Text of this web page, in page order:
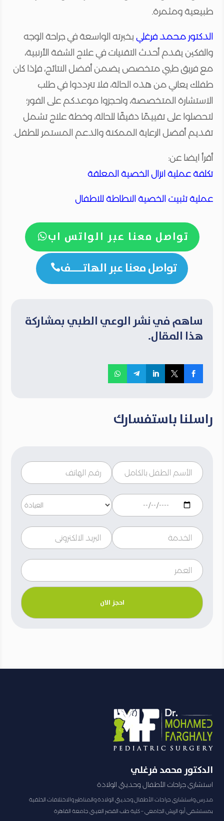
طبيعية ومثمرة.
الدكتور محمد فرغلي بخبرته الواسعة في جراحة الوجه
والفكين يقدم أحدث التقنيات في علاج الشفة الأرنبية،
مع فريق طبي متخصص يضمن أفضل النتائج، فإذا كان
طفلك يعاني من هذه الحالة، فلا تترددوا في طلب
الاستشارة المتخصصة، واحجزوا موعدكم على الفور؛
لتحصلوا على تقييمًا دقيقًا للحالة، وخطة علاج تشمل
تقديم أفضل الرعاية الممكنة والدعم المستمر للطفل.
أقرأ ايضا عن:
تكلفة عملية انزال الخصية المعلقة
عملية تثبيت الخصية النطاطة للاطفال
تواصل معنا عبر الواتس اب
تواصل معنا عبر الهاتــــف
ساهم في نشر الوعي الطبي بمشاركة
هذا المقال.
راسلنا باستفسارك
الدكتور محمد فرغلي
استشاري جراحات الأطفال وحديثي الولادة
مدرس واستشاري جراحات الأطفال وحديثي الولادة والمناظير والاختلافات الخلقية
بمستشفي أبو الريش الجامعي – كلية طب القصر العيني جامعة القاهرة